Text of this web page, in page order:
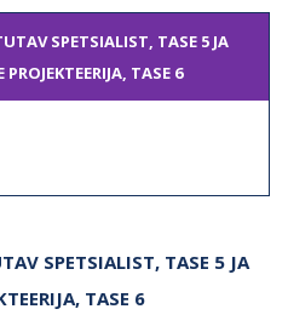
SPETSIALIST, TASE 5 JA
TASE 6
SPETSIALIST, TASE 5 JA
TASE 6